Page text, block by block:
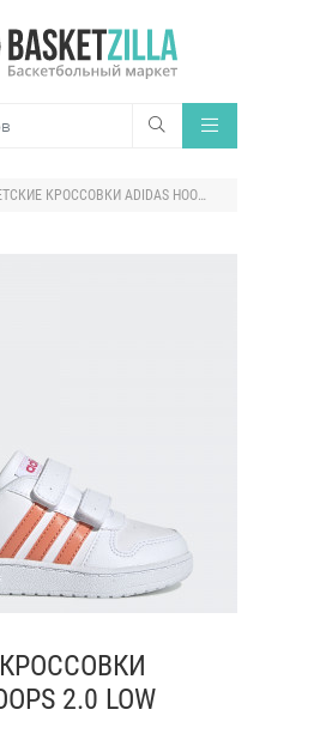
КРОССОВКИ ADIDAS HOOPS 2.0 LOW STRAP
2.0 LOW